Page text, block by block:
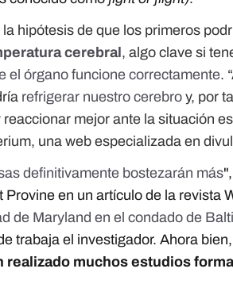
hipótesis de que los primeros
cerebral , algo clave si
el órgano funcione correctamente.
refrigerar nuestro cerebro y, por
mejor ante la situación
una web especializada en
definitivamente bostezarán más
Provine en un artículo de la revista
de Maryland en el condado de
trabaja el investigador. Ahora
realizado muchos estudios